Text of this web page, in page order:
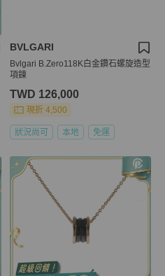
BVLGARI
Bvlgari B.Zero118K白金鑽石螺旋造型
項鍊
TWD 126,000
現折 4,500
狀況尚可 本地 免運